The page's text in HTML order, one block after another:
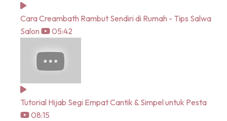
Cara Creambath Rambut Sendiri di Rumah - Tips Salwa
Salon
05:42
Tutorial Hijab Segi Empat Cantik & Simpel untuk Pesta
08:15